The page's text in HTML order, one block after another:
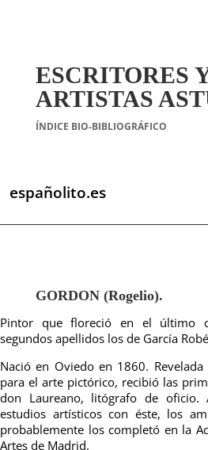
ESCRITORES
ARTISTAS
ÍNDICE BIO-BIBLIOGRÁFICO
españolito.es
GORDON (Rogelio).
Pintor que floreció en el último
segundos apellidos los de García
Nació en Oviedo en 1860.
para el arte pictórico, recibió las
don Laureano, litógrafo de oficio.
estudios artísticos con éste, los
probablemente los completó en la
Artes de Madrid.